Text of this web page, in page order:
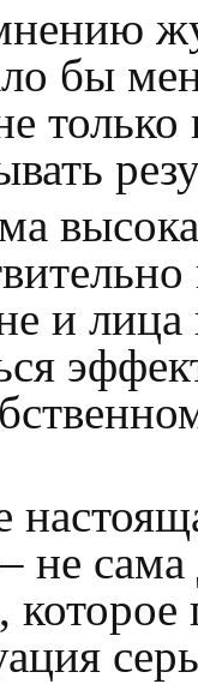
бы
только
и лица
не